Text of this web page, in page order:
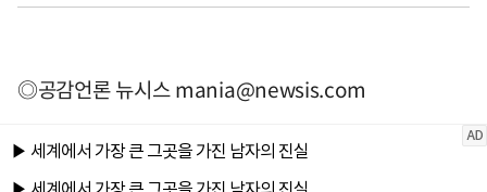
◎공감언론 뉴시스mania@newsis.com